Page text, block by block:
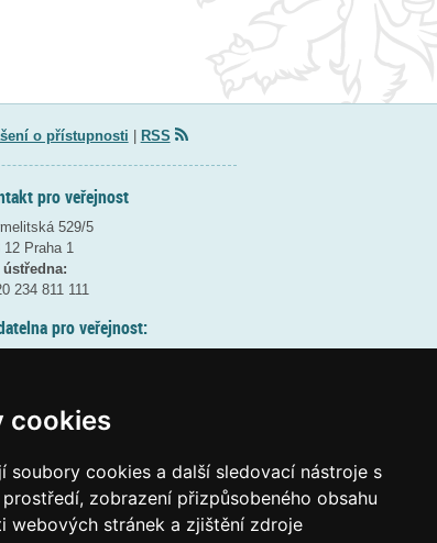
cookies
soubory cookies a další sledovací nástroje s
zobrazení přizpůsobeného obsahu
webových stránek a zjištění zdroje
o přístupnosti RSS
pro veřejnost
529/5
12 Praha 1
234 811 111
pro veřejnost:
informací
podatelna:
gov cz